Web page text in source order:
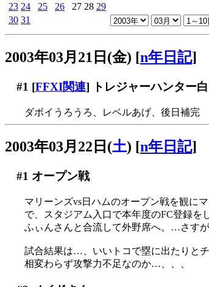
23 24 25 26 27 28 29
30 31
2003年03月21日(金) [n年日記]
#1 [FFXI関連] トレジャーハンター
ダボイうろうろ、レベルあげ、後日補完
2003年03月22日(土) [n年日記]
#1 オープン戦
マリーンズvs日ハムのオープン戦を観に
で、スタジアム入口で本年度のFC登録
ふぃんさんと合流して外野席へ。…さす
試合結果は…、いいトコで塁に出たりと
相変わらず攻撃力不足なのか…、、、